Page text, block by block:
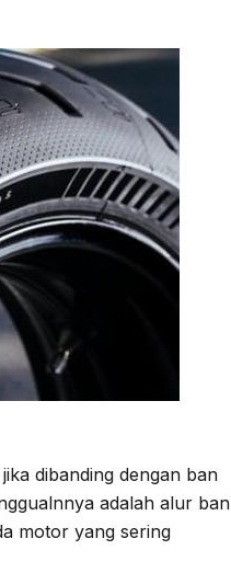
dibanding dengan ban
adalah alur ban
motor yang sering